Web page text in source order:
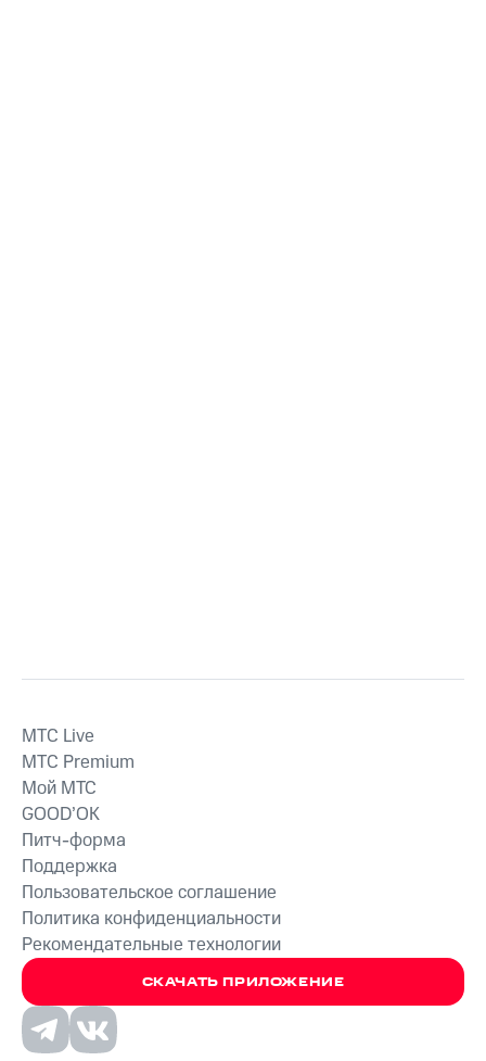
СКАЧАТЬ ПРИЛОЖЕНИЕ
MTС Live
MTС Premium
Мой МТС
GOOD’OK
Питч-форма
Поддержка
Пользовательское соглашение
Политика конфиденциальности
Рекомендательные технологии